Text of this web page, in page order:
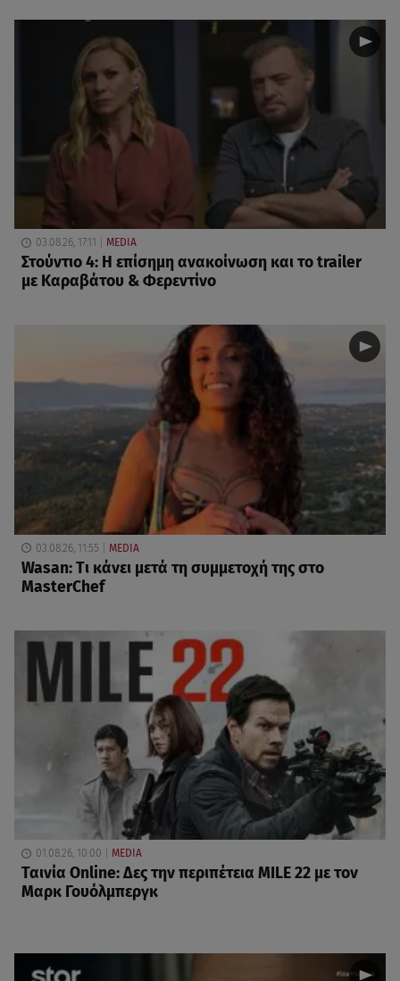
03.08.26, 17:11 MEDIA
Στούντιο 4: Η επίσημη ανακοίνωση και το trailer
με Καραβάτου & Φερεντίνο
03.08.26, 11:55 MEDIA
Wasan: Tι κάνει μετά τη συμμετοχή της στο
MasterChef
01.08.26, 10:00 MEDIA
Ταινία Online: Δες την περιπέτεια MILE 22 με τον
Μαρκ Γουόλμπεργκ